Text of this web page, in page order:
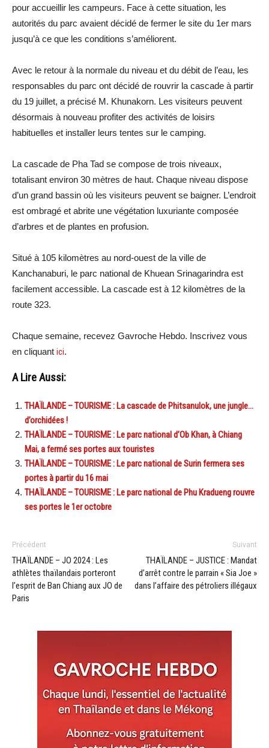
pour accueillir les campeurs. Face à cette situation, les
autorités du parc avaient décidé de fermer le site du 1er mars
jusqu’à ce que les conditions s’améliorent.
Avec le retour à la normale du niveau et du débit de l’eau, les
responsables du parc ont décidé de rouvrir la cascade à partir
du 19 juillet, a précisé M. Khunakorn. Les visiteurs peuvent
désormais à nouveau profiter des activités de loisirs
habituelles et installer leurs tentes sur le camping.
La cascade de Pha Tad se compose de trois niveaux,
totalisant environ 30 mètres de haut. Chaque niveau dispose
d’un grand bassin où les visiteurs peuvent se baigner. L’endroit
est ombragé et abrite une végétation luxuriante composée
d’arbres et de plantes en profusion.
Situé à 105 kilomètres au nord-ouest de la ville de
Kanchanaburi, le parc national de Khuean Srinagarindra est
facilement accessible. La cascade est à 12 kilomètres de la
route 323.
Chaque semaine, recevez Gavroche Hebdo. Inscrivez vous
en cliquant ici.
A Lire Aussi:
THAÏLANDE – TOURISME : La cascade de Phitsanulok, une jungle…
d’orchidées !
THAÏLANDE – TOURISME : Le parc national d’Ob Khan, à Chiang
Mai, a fermé ses portes aux touristes
THAÏLANDE – TOURISME : Le parc national de Surin fermera ses
portes à partir du 16 mai
THAÏLANDE – TOURISME : Le parc national de Phu Kradueng rouvre
ses portes le 1er octobre
Précédent
THAÏLANDE – JO 2024 : Les
athlètes thaïlandais porteront
l’esprit de Ban Chiang aux JO de
Paris
Suivant
THAÏLANDE – JUSTICE : Mandat
d’arrêt contre le parrain « Sia Joe »
dans l’affaire des pétroliers illégaux